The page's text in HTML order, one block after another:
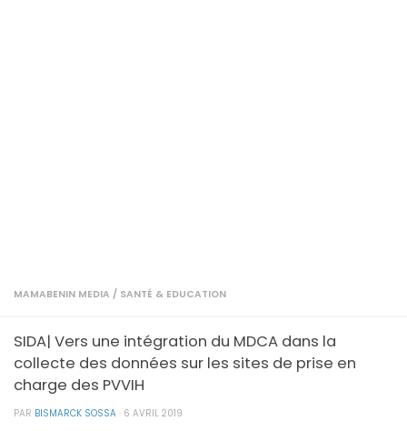
MAMABENIN MEDIA / SANTÉ & EDUCATION
SIDA| Vers une intégration du MDCA dans la
collecte des données sur les sites de prise en
charge des PVVIH
PAR BISMARCK SOSSA · 6 AVRIL 2019